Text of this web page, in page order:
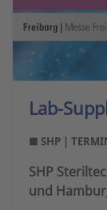
Lab-
■ SHP |
SHP
und